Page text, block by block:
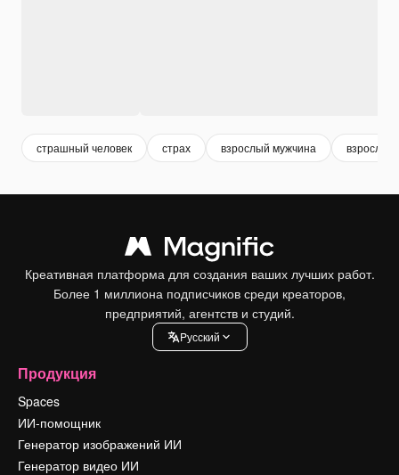
страшный человек страх взрослый мужчина взрослый
Креативная платформа для создания ваших лучших работ.
Более 1 миллиона подписчиков среди креаторов,
предприятий, агентств и студий.
Pусский
Продукция
Spaces
ИИ-помощник
Генератор изображений ИИ
Генератор видео ИИ